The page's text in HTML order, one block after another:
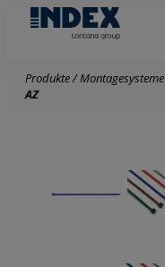
Produkte/Montagesysteme
AZ